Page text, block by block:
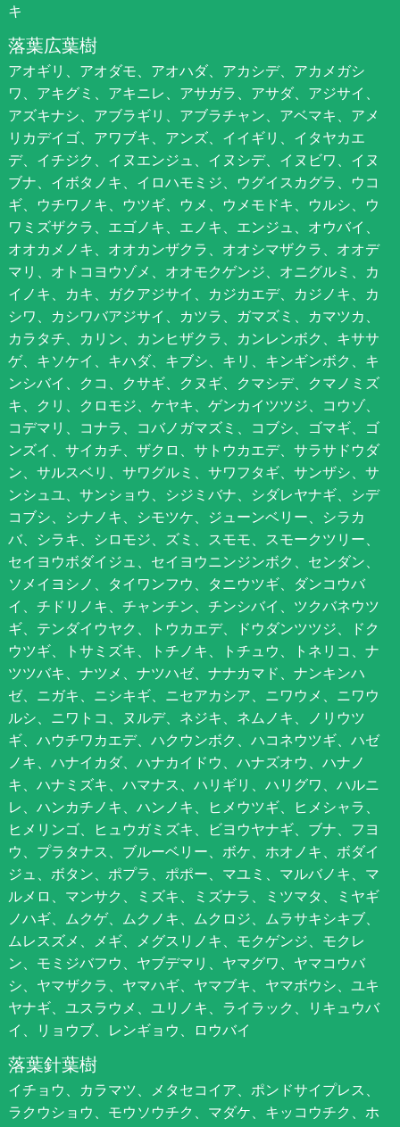
キ
落葉広葉樹
アオギリ、アオダモ、アオハダ、アカシデ、アカメガシ
ワ、アキグミ、アキニレ、アサガラ、アサダ、アジサイ、
アズキナシ、アブラギリ、アブラチャン、アベマキ、アメ
リカデイゴ、アワブキ、アンズ、イイギリ、イタヤカエ
デ、イチジク、イヌエンジュ、イヌシデ、イヌビワ、イヌ
ブナ、イボタノキ、イロハモミジ、ウグイスカグラ、ウコ
ギ、ウチワノキ、ウツギ、ウメ、ウメモドキ、ウルシ、ウ
ワミズザクラ、エゴノキ、エノキ、エンジュ、オウバイ、
オオカメノキ、オオカンザクラ、オオシマザクラ、オオデ
マリ、オトコヨウゾメ、オオモクゲンジ、オニグルミ、カ
イノキ、カキ、ガクアジサイ、カジカエデ、カジノキ、カ
シワ、カシワバアジサイ、カツラ、ガマズミ、カマツカ、
カラタチ、カリン、カンヒザクラ、カンレンボク、キササ
ゲ、キソケイ、キハダ、キブシ、キリ、キンギンボク、キ
ンシバイ、クコ、クサギ、クヌギ、クマシデ、クマノミズ
キ、クリ、クロモジ、ケヤキ、ゲンカイツツジ、コウゾ、
コデマリ、コナラ、コバノガマズミ、コブシ、ゴマギ、ゴ
ンズイ、サイカチ、ザクロ、サトウカエデ、サラサドウダ
ン、サルスベリ、サワグルミ、サワフタギ、サンザシ、サ
ンシュユ、サンショウ、シジミバナ、シダレヤナギ、シデ
コブシ、シナノキ、シモツケ、ジューンベリー、シラカ
バ、シラキ、シロモジ、ズミ、スモモ、スモークツリー、
セイヨウボダイジュ、セイヨウニンジンボク、センダン、
ソメイヨシノ、タイワンフウ、タニウツギ、ダンコウバ
イ、チドリノキ、チャンチン、チンシバイ、ツクバネウツ
ギ、テンダイウヤク、トウカエデ、ドウダンツツジ、ドク
ウツギ、トサミズキ、トチノキ、トチュウ、トネリコ、ナ
ツツバキ、ナツメ、ナツハゼ、ナナカマド、ナンキンハ
ゼ、ニガキ、ニシキギ、ニセアカシア、ニワウメ、ニワウ
ルシ、ニワトコ、ヌルデ、ネジキ、ネムノキ、ノリウツ
ギ、ハウチワカエデ、ハクウンボク、ハコネウツギ、ハゼ
ノキ、ハナイカダ、ハナカイドウ、ハナズオウ、ハナノ
キ、ハナミズキ、ハマナス、ハリギリ、ハリグワ、ハルニ
レ、ハンカチノキ、ハンノキ、ヒメウツギ、ヒメシャラ、
ヒメリンゴ、ヒュウガミズキ、ビヨウヤナギ、ブナ、フヨ
ウ、プラタナス、ブルーベリー、ボケ、ホオノキ、ボダイ
ジュ、ボタン、ポプラ、ポポー、マユミ、マルバノキ、マ
ルメロ、マンサク、ミズキ、ミズナラ、ミツマタ、ミヤギ
ノハギ、ムクゲ、ムクノキ、ムクロジ、ムラサキシキブ、
ムレスズメ、メギ、メグスリノキ、モクゲンジ、モクレ
ン、モミジバフウ、ヤブデマリ、ヤマグワ、ヤマコウバ
シ、ヤマザクラ、ヤマハギ、ヤマブキ、ヤマボウシ、ユキ
ヤナギ、ユスラウメ、ユリノキ、ライラック、リキュウバ
イ、リョウブ、レンギョウ、ロウバイ
落葉針葉樹
イチョウ、カラマツ、メタセコイア、ポンドサイプレス、
ラクウショウ、モウソウチク、マダケ、キッコウチク、ホ